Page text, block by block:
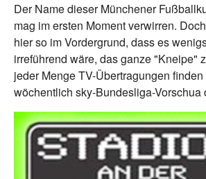
Der Name dieser Münchener
mag im ersten Moment verwirren.
hier so im Vordergrund, dass es
irreführend wäre, das ganze "Kneipe"
jeder Menge TV-Übertragungen
wöchentlich sky-Bundesliga-Vorschua